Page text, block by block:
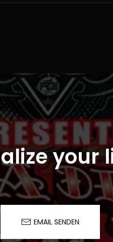
your
EMAIL SENDEN